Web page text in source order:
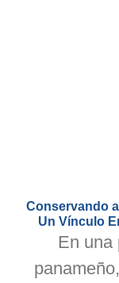
Conservando
Un Vínculo
En una